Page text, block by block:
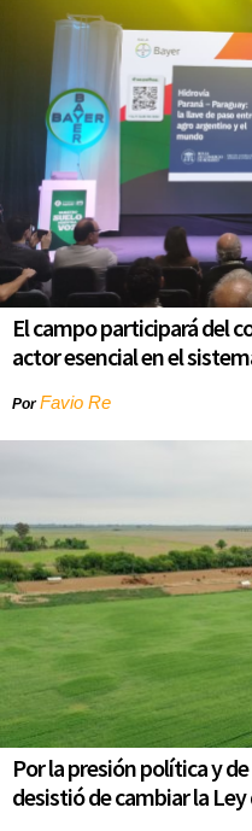
El campo participará del
actor esencial en el
PorFavio Re
Por la presión política y
desistió de cambiar la Ley